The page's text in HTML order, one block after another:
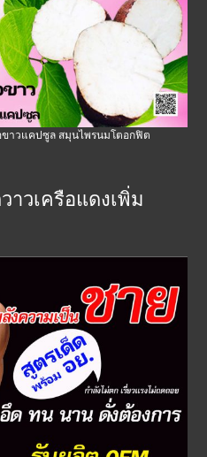
ขาวแคปซูล สมุนไพรนมโตอกฟิต
าวเครือแดงเพิ่ม